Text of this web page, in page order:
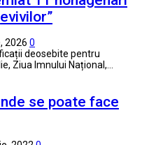
2026 0
deosebite pentru
Ziua Imnului Național,…
se poate face